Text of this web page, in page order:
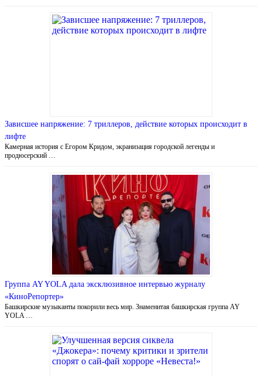
Зависшее напряжение: 7 триллеров, действие которых происходит в
лифте
Камерная история с Егором Кридом, экранизация городской легенды и
продюсерский …
Группа AY YOLA дала эксклюзивное интервью журналу
«КиноРепортер»
Башкирские музыканты покорили весь мир. Знаменитая башкирская группа AY
YOLA …